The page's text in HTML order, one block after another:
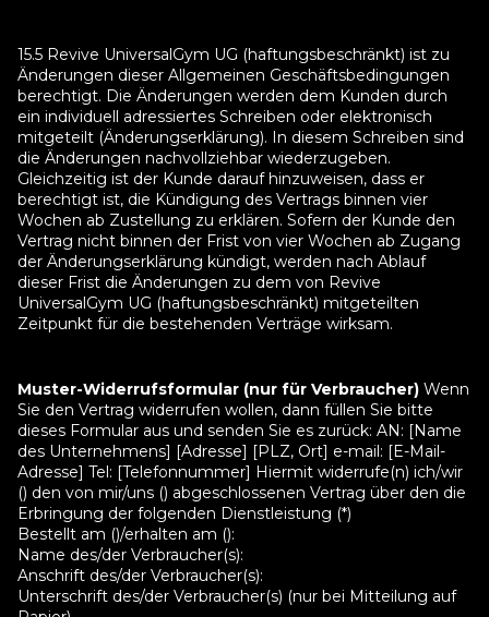
15.5 Revive UniversalGym UG (haftungsbeschränkt) ist zu
Änderungen dieser Allgemeinen Geschäftsbedingungen
berechtigt. Die Änderungen werden dem Kunden durch
ein individuell adressiertes Schreiben oder elektronisch
mitgeteilt (Änderungserklärung). In diesem Schreiben sind
die Änderungen nachvollziehbar wiederzugeben.
Gleichzeitig ist der Kunde darauf hinzuweisen, dass er
berechtigt ist, die Kündigung des Vertrags binnen vier
Wochen ab Zustellung zu erklären. Sofern der Kunde den
Vertrag nicht binnen der Frist von vier Wochen ab Zugang
der Änderungserklärung kündigt, werden nach Ablauf
dieser Frist die Änderungen zu dem von Revive
UniversalGym UG (haftungsbeschränkt) mitgeteilten
Zeitpunkt für die bestehenden Verträge wirksam.
Muster-Widerrufsformular (nur für Verbraucher) Wenn
Sie den Vertrag widerrufen wollen, dann füllen Sie bitte
dieses Formular aus und senden Sie es zurück: AN: [Name
des Unternehmens] [Adresse] [PLZ, Ort] e-mail: [E-Mail-
Adresse] Tel: [Telefonnummer] Hiermit widerrufe(n) ich/wir
() den von mir/uns () abgeschlossenen Vertrag über den die
Erbringung der folgenden Dienstleistung (*)
Bestellt am ()/erhalten am ():
Name des/der Verbraucher(s):
Anschrift des/der Verbraucher(s):
Unterschrift des/der Verbraucher(s) (nur bei Mitteilung auf